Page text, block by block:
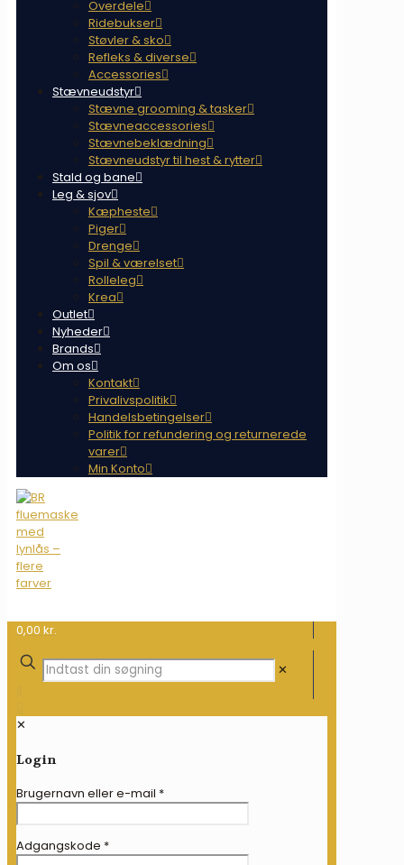
Overdele
Ridebukser
Støvler & sko
Refleks & diverse
Accessories
Stævneudstyr
Stævne grooming & tasker
Stævneaccessories
Stævnebeklædning
Stævneudstyr til hest & rytter
Stald og bane
Leg & sjov
Kæpheste
Piger
Drenge
Spil & værelset
Rolleleg
Krea
Outlet
Nyheder
Brands
Om os
Kontakt
Privalivspolitik
Handelsbetingelser
Politik for refundering og returnerede
varer
Min Konto
0,00 kr.
✕
✕
Login
Brugernavn eller e-mail *
Adgangskode *